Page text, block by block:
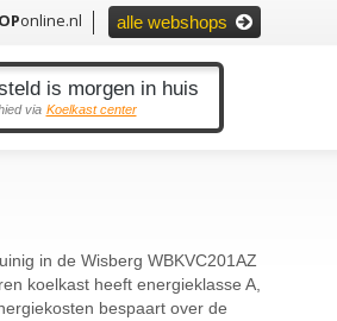
online.nl alle webshops
is morgen in huis
via Koelkast center
in de Wisberg WBKVC201AZ
koelkast heeft energieklasse A,
bespaart over de